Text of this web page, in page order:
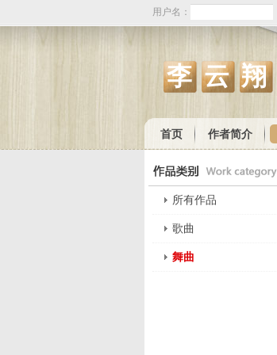
用户名：
李云翔
首页 作者简介
所有作品
歌曲
舞曲